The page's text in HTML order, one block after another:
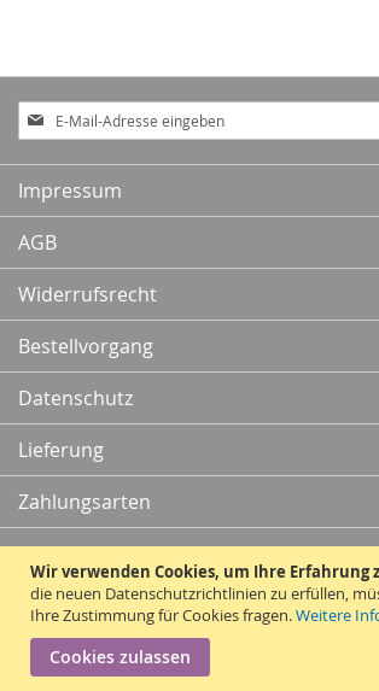
Wir verwenden Cookies, um Ihre Erfahrung
die neuen Datenschutzrichtlinien zu erfüllen,
Ihre Zustimmung für Cookies fragen.Weitere
Cookies zulassen
Anmeldung
zum
Newsletter:
Impressum
AGB
Widerrufsrecht
Bestellvorgang
Datenschutz
Lieferung
Zahlungsarten
Kontakt
Vertrag widerrufen
Copyright © 2010 - 2026